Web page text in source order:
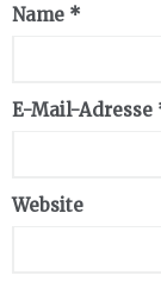
Name *
E-Mail-Adresse
Website